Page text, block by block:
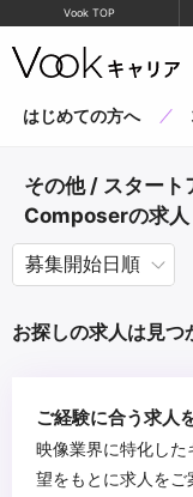
Vook TOP
はじめての方へ
その他 / スター
Composerの求人
お探しの求人は見つ
ご経験に合う求人
映像業界に特化し
望をもとに求人をご